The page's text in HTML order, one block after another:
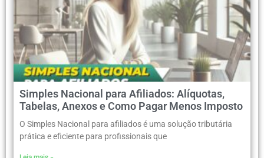
Simples Nacional para Afiliados: Alíquotas,
Tabelas, Anexos e Como Pagar Menos Imposto
O Simples Nacional para afiliados é uma solução tributária
prática e eficiente para profissionais que